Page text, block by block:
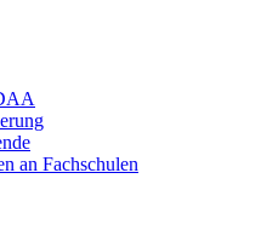
an Fachschulen